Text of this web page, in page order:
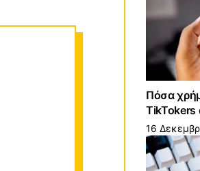
Πόσα
TikTokers
16